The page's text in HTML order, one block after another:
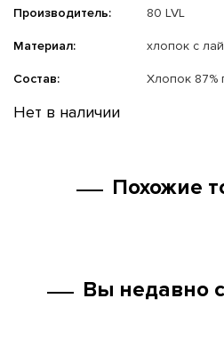
Производитель: 80 LVL
Материал: хлопок с
Состав: Хлопок 87%
Нет в наличии
Похожие
Вы недавно